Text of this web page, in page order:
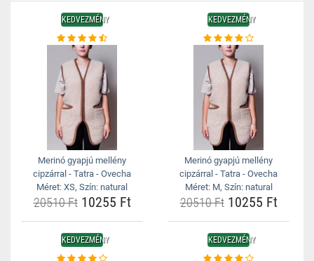
KEDVEZMÉNY
Merinó gyapjú mellény
cipzárral - Tatra - Ovecha
Méret: XS, Szín: natural
20510 Ft10255 Ft
KEDVEZMÉNY
Merinó gyapjú mellény
cipzárral - Tatra - Ovecha
Méret: M, Szín: natural
20510 Ft10255 Ft
KEDVEZMÉNY KEDVEZMÉNY